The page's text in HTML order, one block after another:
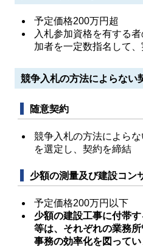
予定価格200万円超
入札参加資格を有する
加者を一定数指名して
競争入札の方法によらない
随意契約
競争入札の方法によら
を選定し、契約を締結
少額の測量及び建設コン
予定価格200万円以下
少額の建設工事に付帯
等は、それぞれの業務所
事務の効率化を図って